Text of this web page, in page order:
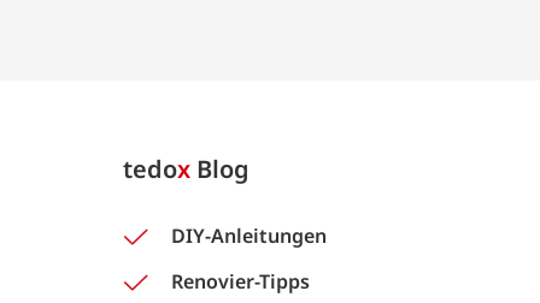
tedox Blog
DIY-Anleitungen
Renovier-Tipps